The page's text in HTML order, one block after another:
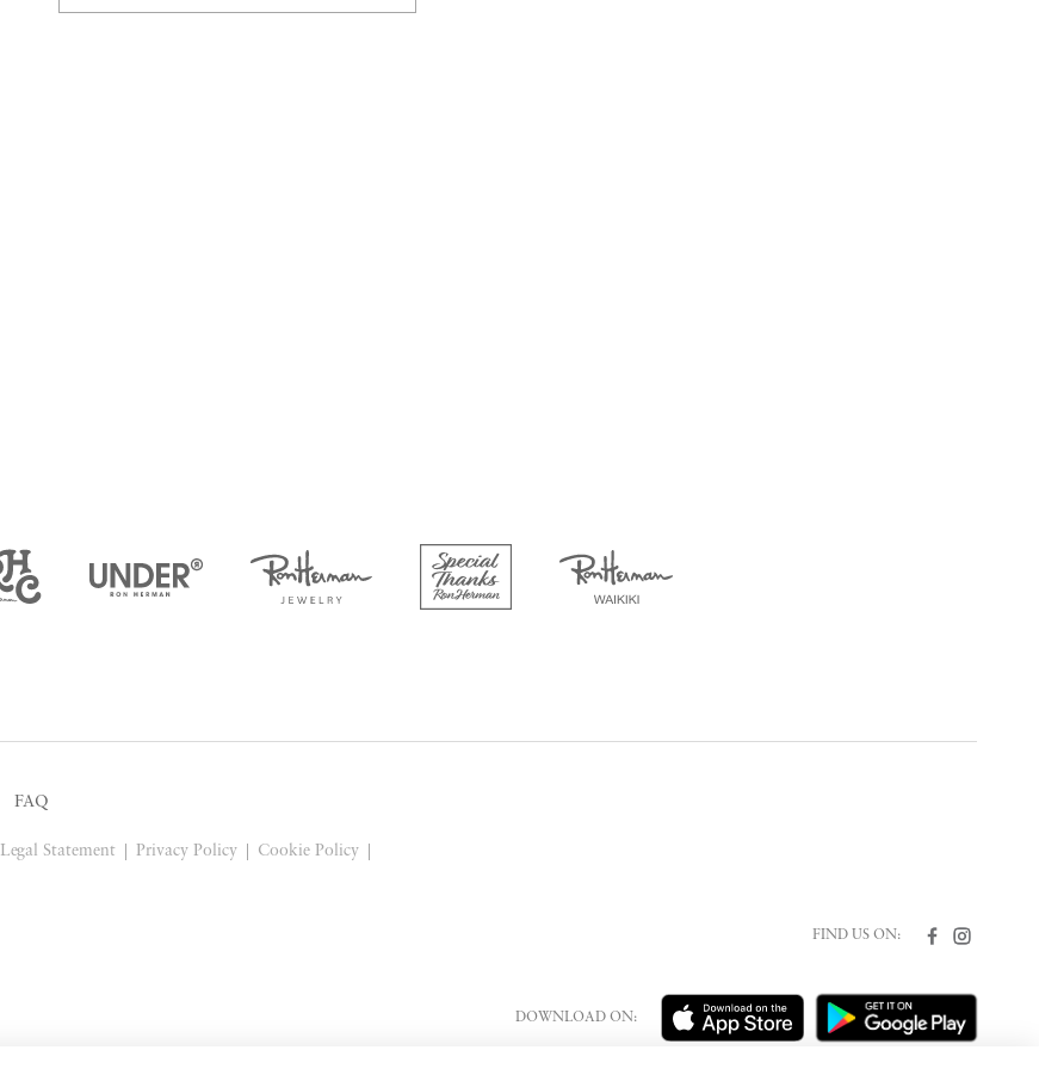
FAQ
Legal Statement Privacy Policy Cookie Policy
FIND US ON:
DOWNLOAD ON: